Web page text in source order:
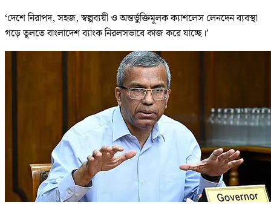
‘দেশে নিরাপদ, সহজ, স্বল্পব্যয়ী ও অন্তর্ভুক্তিমূলক ক্যাশলেস লেনদেন ব্যবস্থা
গড়ে তুলতে বাংলাদেশ ব্যাংক নিরলসভাবে কাজ করে যাচ্ছে।’